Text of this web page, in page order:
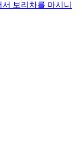
보리차를 마시니